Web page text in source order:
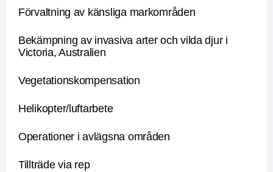
Förvaltning av känsliga markområden
Bekämpning av invasiva arter och vilda djur i
Victoria, Australien
Vegetationskompensation
Helikopter/luftarbete
Operationer i avlägsna områden
Tillträde via rep